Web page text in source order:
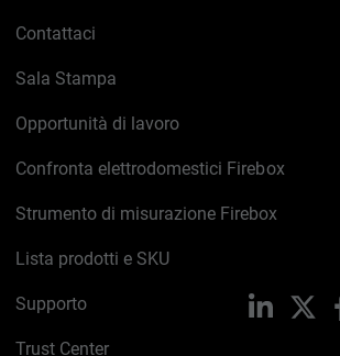
Contattaci
Sala Stampa
Opportunità di lavoro
Confronta elettrodomestici Firebox
Strumento di misurazione Firebox
Lista prodotti e SKU
Supporto
Trust Center
LinkedIn